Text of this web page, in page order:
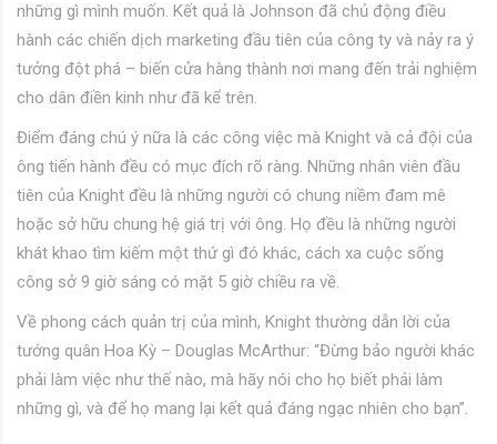
những gì mình muốn. Kết quả là Johnson đã chủ động điều
hành các chiến dịch marketing đầu tiên của công ty và nảy ra ý
tưởng đột phá – biến cửa hàng thành nơi mang đến trải nghiệm
cho dân điền kinh như đã kể trên.
Điểm đáng chú ý nữa là các công việc mà Knight và cả đội của
ông tiến hành đều có mục đích rõ ràng. Những nhân viên đầu
tiên của Knight đều là những người có chung niềm đam mê
hoặc sở hữu chung hệ giá trị với ông. Họ đều là những người
khát khao tìm kiếm một thứ gì đó khác, cách xa cuộc sống
công sở 9 giờ sáng có mặt 5 giờ chiều ra về.
Về phong cách quản trị của mình, Knight thường dẫn lời của
tướng quân Hoa Kỳ – Douglas McArthur: “Đừng bảo người khác
phải làm việc như thế nào, mà hãy nói cho họ biết phải làm
những gì, và để họ mang lại kết quả đáng ngạc nhiên cho bạn”.